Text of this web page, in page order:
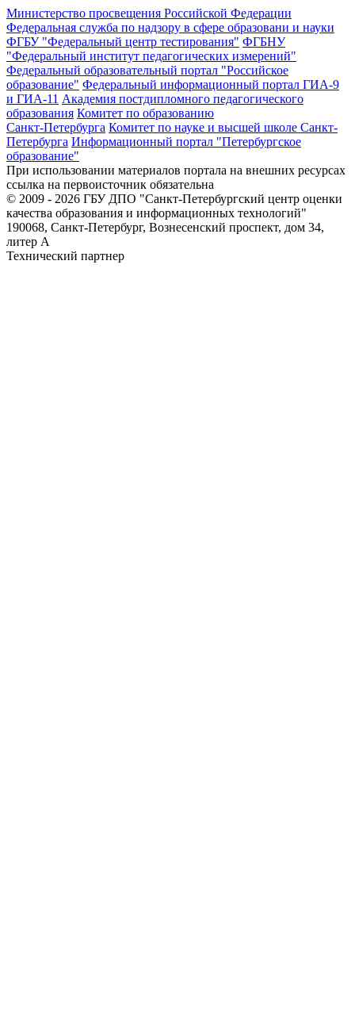
Министерство просвещения Российской Федерации
Федеральная служба по надзору в сфере образовани и науки
ФГБУ "Федеральный центр тестирования" ФГБНУ
"Федеральный институт педагогических измерений"
Федеральный образовательный портал "Российское
образование" Федеральный информационный портал ГИА-9
и ГИА-11 Академия постдипломного педагогического
образования Комитет по образованию
Санкт-Петербурга Комитет по науке и высшей школе Санкт-
Петербурга Информационный портал "Петербургское
образование"
При использовании материалов портала на внешних ресурсах
ссылка на первоисточник обязательна
© 2009 - 2026 ГБУ ДПО "Санкт-Петербургский центр оценки
качества образования и информационных технологий"
190068, Санкт-Петербург, Вознесенский проспект, дом 34,
литер А
Технический партнер